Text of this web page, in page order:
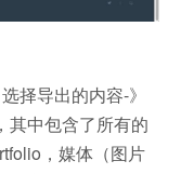
择导出的内容-》
其中包含了所有的
，媒体（图片